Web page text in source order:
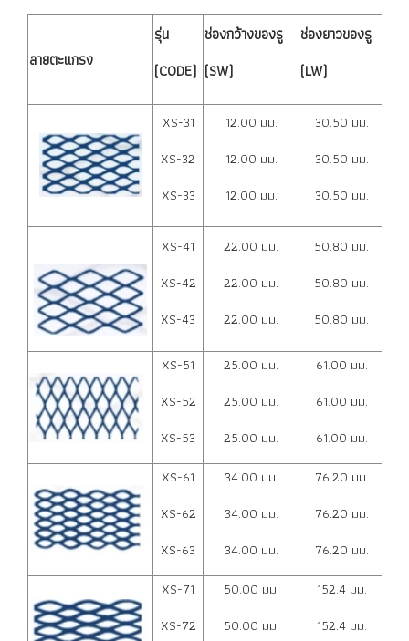
ลายตะแกรง
รุ่น
(CODE)
ช่องกว้างของรู
(SW)
ช่องยาวของรู
(LW)
XS-31
XS-32
XS-33
12.00 มม.
12.00 มม.
12.00 มม.
30.50 มม.
30.50 มม.
30.50 มม.
XS-41
XS-42
XS-43
22.00 มม.
22.00 มม.
22.00 มม.
50.80 มม.
50.80 มม.
50.80 มม.
XS-51
XS-52
XS-53
25.00 มม.
25.00 มม.
25.00 มม.
61.00 มม.
61.00 มม.
61.00 มม.
XS-61
XS-62
XS-63
34.00 มม.
34.00 มม.
34.00 มม.
76.20 มม.
76.20 มม.
76.20 มม.
XS-71
XS-72
50.00 มม.
50.00 มม.
152.4 มม.
152.4 มม.